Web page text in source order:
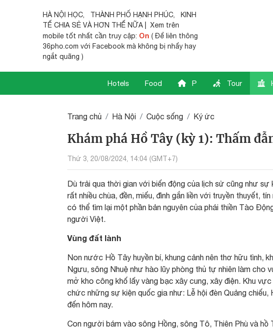
HÀ NỘI HỌC, THÀNH PHỐ HẠNH PHÚC,
KINH
TẾ CHIA SẺ VÀ HƠN THẾ NỮA | Xem trên
mobile tốt nhất cần truy cập: On ( Để liên thông
36pho.com với Facebook mà không bị nhẩy hay
ngắt quãng )
Hotels Food P Tour
Trang chủ Hà Nội Cuộc sống Ký ức
Khám phá Hồ Tây (kỳ 1): Thấm
Thứ 3, 20/08/2024, 14:04 (GMT+7)
Dù trải qua thời gian với biến động của lịch sử cũng như
rất nhiều chùa, đền, miếu, đình gắn liền với truyền thuyết,
có thể tìm lại một phần bản nguyên của phái thiền Tào
người Việt.
Vùng đất lành
Non nước Hồ Tây huyền bí, khung cảnh nên thơ hữu tình,
Ngưu, sông Nhuệ như hào lũy phòng thủ tự nhiên làm cho
mở kho công khố lấy vàng bạc xây cung, xây điện. Khu
chức những sự kiện quốc gia như: Lễ hội đèn Quảng
đến hôm nay.
Con người bám vào sông Hồng, sông Tô, Thiên Phù và